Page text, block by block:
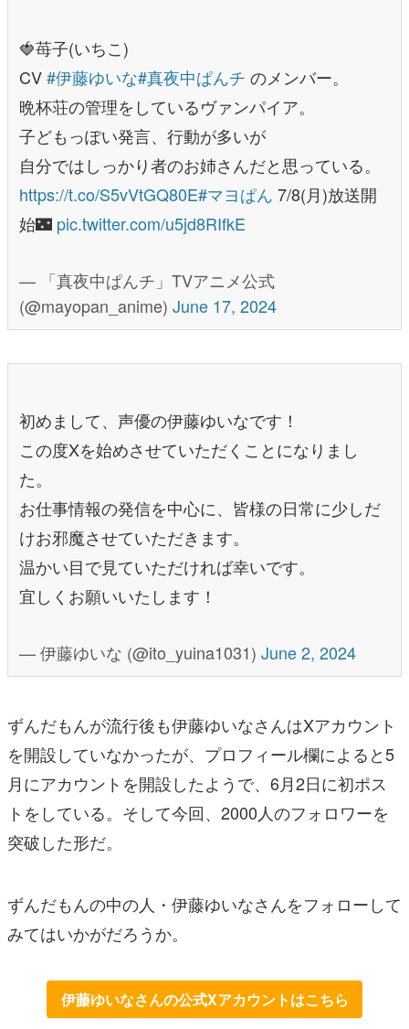
🍓苺子(いちこ)
CV#伊藤ゆいな#真夜中ぱんチ のメンバー。
晩杯荘の管理をしているヴァンパイア。
子どもっぽい発言、行動が多いが
自分ではしっかり者のお姉さんだと思っている。
https://t.co/S5vVtGQ80E#マヨぱん 7/8(月)放送開
始🌃 pic.twitter.com/u5jd8RIfkE
— 「真夜中ぱんチ」TVアニメ公式
(@mayopan_anime) June 17, 2024
初めまして、声優の伊藤ゆいなです！
この度Xを始めさせていただくことになりまし
た。
お仕事情報の発信を中心に、皆様の日常に少しだ
けお邪魔させていただきます。
温かい目で見ていただければ幸いです。
宜しくお願いいたします！
— 伊藤ゆいな (@ito_yuina1031) June 2, 2024
ずんだもんが流行後も伊藤ゆいなさんはXアカウント
を開設していなかったが、プロフィール欄によると5
月にアカウントを開設したようで、6月2日に初ポス
トをしている。そして今回、2000人のフォロワーを
突破した形だ。
ずんだもんの中の人・伊藤ゆいなさんをフォローして
みてはいかがだろうか。
伊藤ゆいなさんの公式Xアカウントはこちら